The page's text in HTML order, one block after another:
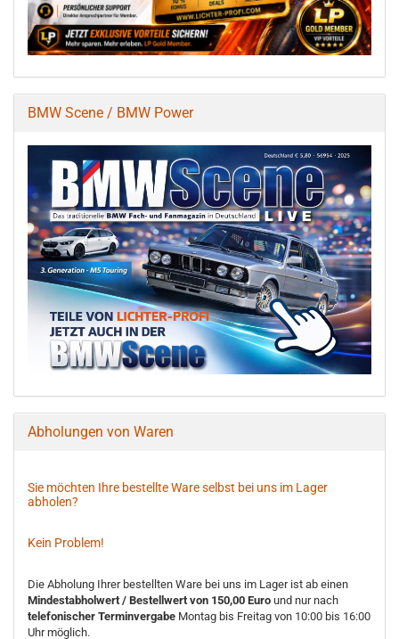
BMW Scene / BMW Power
Abholungen von Waren
Sie möchten Ihre bestellte Ware selbst bei uns im Lager
abholen?
Kein Problem!
Die Abholung Ihrer bestellten Ware bei uns im Lager ist ab einen
Mindestabholwert / Bestellwert von 150,00 Euro und nur nach
telefonischer Terminvergabe Montag bis Freitag von 10:00 bis 16:00
Uhr möglich.